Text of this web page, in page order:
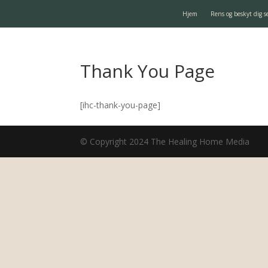
Hjem Rens og beskyt dig
Thank You Page
[ihc-thank-you-page]
© Copyright 2024 The Healing Home Media